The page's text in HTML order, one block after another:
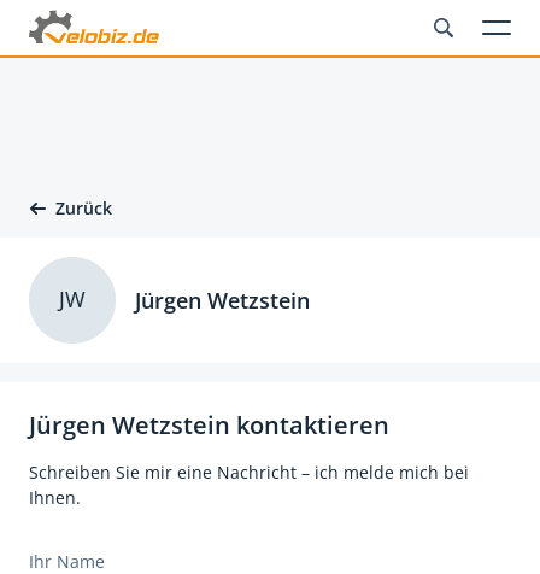
Zurück
Jürgen Wetzstein kontaktieren
Schreiben Sie mir eine Nachricht – ich melde mich bei
Ihnen.
Ihr Name
JW Jürgen Wetzstein